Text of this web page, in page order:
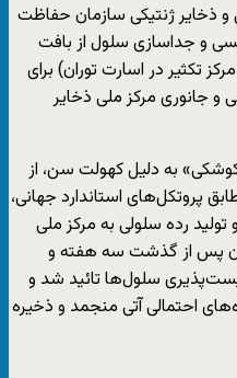
و ذخایر ژنتیکی سازمان حفاظت
و جداسازی سلول‌ از بافت
تکثیر در اسارت توران) برای
و جانوری مرکز ملی ذخایر
به دلیل کهولت سن، از
پروتکل‌های استاندارد جهانی،
رده سلولی به مرکز ملی
پس از گذشت سه هفته و
سلول‌ها تائید شد و
احتمالی آتی منجمد و ذخیره